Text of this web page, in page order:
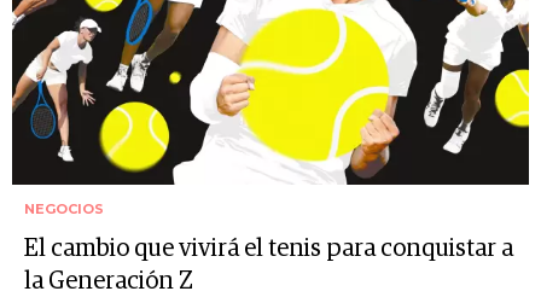
NEGOCIOS
El cambio que vivirá el tenis para conquistar a
la Generación Z